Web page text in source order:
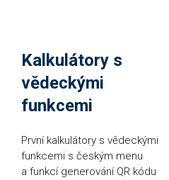
Kalkulátory s
vědeckými
funkcemi
První kalkulátory s vědeckými
funkcemi s českým menu
a funkcí generování QR kódu